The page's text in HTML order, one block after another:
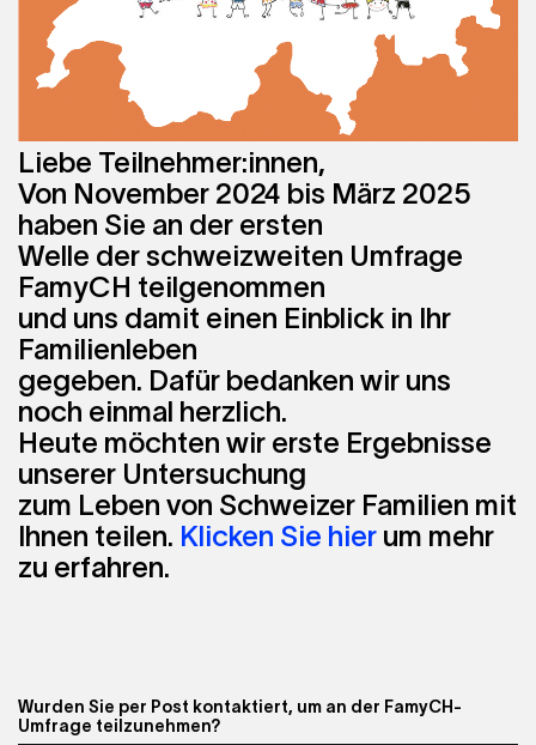
Liebe Teilnehmer:innen,
Von November 2024 bis März 2025
haben Sie an der ersten
Welle der schweizweiten Umfrage
FamyCH teilgenommen
und uns damit einen Einblick in Ihr
Familienleben
gegeben. Dafür bedanken wir uns
noch einmal herzlich.
Heute möchten wir erste Ergebnisse
unserer Untersuchung
zum Leben von Schweizer Familien mit
Ihnen teilen. Klicken Sie hier um mehr
zu erfahren.
Wurden Sie per Post kontaktiert, um an der FamyCH-
Umfrage teilzunehmen?